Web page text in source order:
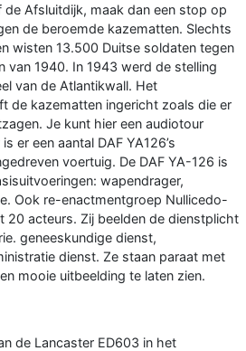
de Afsluitdijk, maak dan een stop op
de beroemde kazematten. Slechts
wisten 13.500 Duitse soldaten tegen
van 1940. In 1943 werd de stelling
van de Atlantikwall. Het
de kazematten ingericht zoals die er
Je kunt hier een audiotour
er een aantal DAF YA126’s
voertuig. De DAF YA-126 is
wapendrager,
Ook re-enactmentgroep Nullicedo-
20 acteurs. Zij beelden de dienstplicht
geneeskundige dienst,
dienst. Ze staan paraat met
mooie uitbeelding te laten zien.
de Lancaster ED603 in het